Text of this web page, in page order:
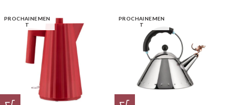
PROCHAINEMEN
T
PROCHAINEMEN
T